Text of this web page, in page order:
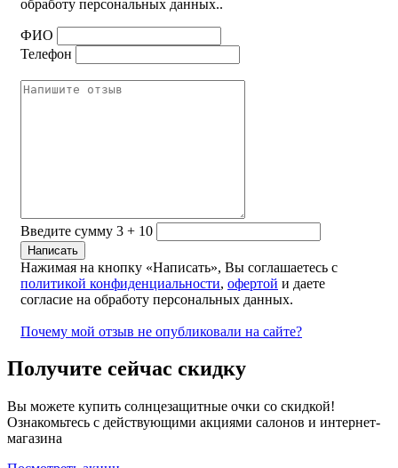
обработу персональных данных..
ФИО
Телефон
Введите сумму 3 + 10
Нажимая на кнопку «Написать», Вы соглашаетесь с
политикой конфиденциальности, офертой и даете
согласие на обработу персональных данных.
Почему мой отзыв не опубликовали на сайте?
Получите сейчас скидку
Вы можете купить солнцезащитные очки со скидкой!
Ознакомьтесь с действующими акциями салонов и интернет-
магазина